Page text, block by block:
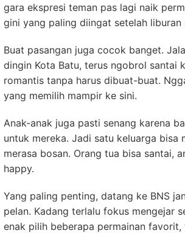
gara ekspresi teman pas lagi naik
gini yang paling diingat setelah liburan
Buat pasangan juga cocok banget.
dingin Kota Batu, terus ngobrol santai
romantis tanpa harus dibuat-buat.
yang memilih mampir ke sini.
Anak-anak juga pasti senang karena
untuk mereka. Jadi satu keluarga
merasa bosan. Orang tua bisa santai,
happy.
Yang paling penting, datang ke BNS
pelan. Kadang terlalu fokus mengejar
enak pilih beberapa permainan